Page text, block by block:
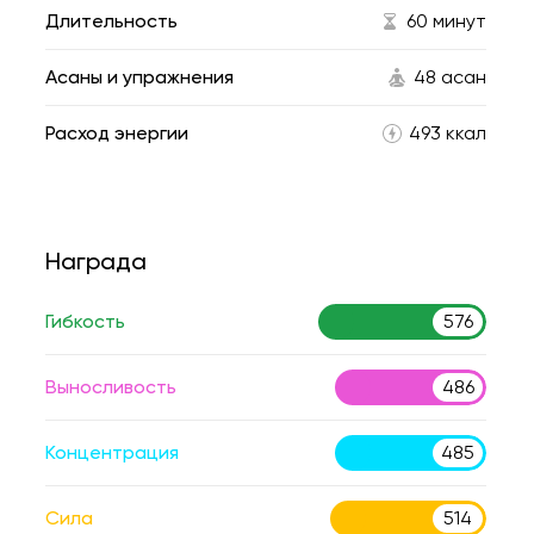
Длительность 60 минут
Асаны и упражнения 48 асан
Расход энергии 493 ккал
Награда
Гибкость 576
Выносливость 486
Концентрация 485
Сила 514